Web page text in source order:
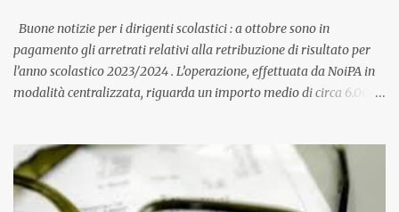
aggiornata periodicamente in base al cost...
Buone notizie per i dirigenti scolastici : a ottobre sono in
pagamento gli arretrati relativi alla retribuzione di risultato per
l’anno scolastico 2023/2024 . L’operazione, effettuata da NoiPA in
modalità centralizzata, riguarda un importo medio di circa 6.000
ordinaria di ottobre . Cos’è la retribuzione di risultato La
retribuzione di risultato rappresenta la parte variabile dello
stipendio dei dirigenti scolastici. Viene corrisposta per valorizzare